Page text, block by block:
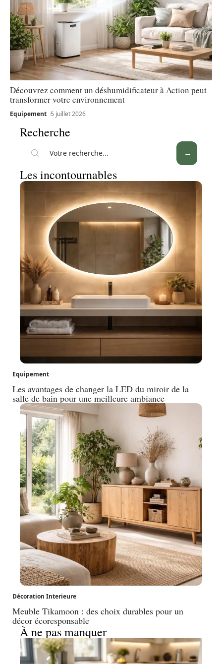
Découvrez comment un déshumidificateur à Action peut
transformer votre environnement
Equipement 5 juillet 2026
Recherche
Les incontournables
Equipement
Les avantages de changer la LED du miroir de la
salle de bain pour une meilleure ambiance
Décoration Interieure
Meuble Tikamoon : des choix durables pour un
décor écoresponsable
À ne pas manquer